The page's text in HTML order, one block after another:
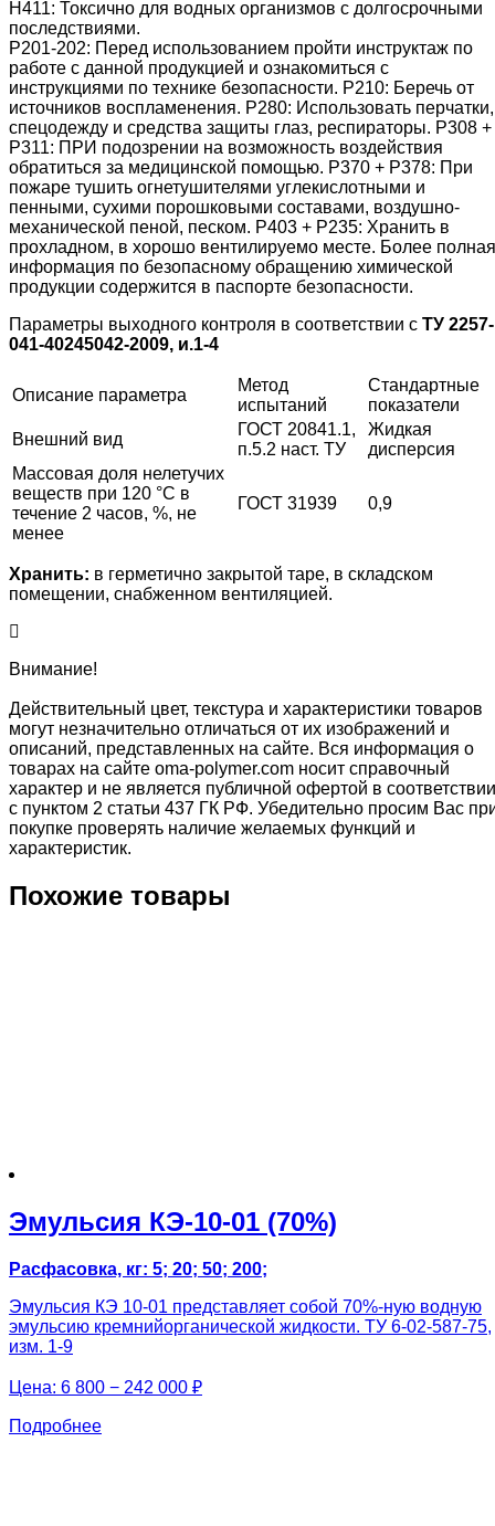
H411: Токсично для водных организмов с долгосрочными
последствиями.
Р201-202: Перед использованием пройти инструктаж по
работе с данной продукцией и ознакомиться с
инструкциями по технике безопасности. Р210: Беречь от
источников воспламенения. Р280: Использовать перчатки,
спецодежду и средства защиты глаз, респираторы. Р308 +
Р311: ПРИ подозрении на возможность воздействия
обратиться за медицинской помощью. Р370 + Р378: При
пожаре тушить огнетушителями углекислотными и
пенными, сухими порошковыми составами, воздушно-
механической пеной, песком. Р403 + Р235: Хранить в
прохладном, в хорошо вентилируемо месте. Более полная
информация по безопасному обращению химической
продукции содержится в паспорте безопасности.
Параметры выходного контроля в соответствии с ТУ 2257-
041-40245042-2009, и.1-4
Описание параметра
Метод
испытаний
Стандартные
показатели
Внешний вид
ГОСТ 20841.1,
п.5.2 наст. ТУ
Жидкая
дисперсия
Массовая доля нелетучих
веществ при 120 °С в
течение 2 часов, %, не
менее
ГОСТ 31939 0,9
Хранить: в герметично закрытой таре, в складском
помещении, снабженном вентиляцией.
Внимание!
Действительный цвет, текстура и характеристики товаров
могут незначительно отличаться от их изображений и
описаний, представленных на сайте. Вся информация о
товарах на сайте oma-polymer.com носит справочный
характер и не является публичной офертой в соответствии
с пунктом 2 статьи 437 ГК РФ. Убедительно просим Вас
покупке проверять наличие желаемых функций и
характеристик.
Похожие товары
Эмульсия КЭ-10-01 (70%)
Расфасовка, кг: 5; 20; 50; 200;
Эмульсия КЭ 10-01 представляет собой 70%-ную водную
эмульсию кремнийорганической жидкости. ТУ 6-02-587-75,
изм. 1-9
Цена: 6 800 − 242 000 ₽
Подробнее